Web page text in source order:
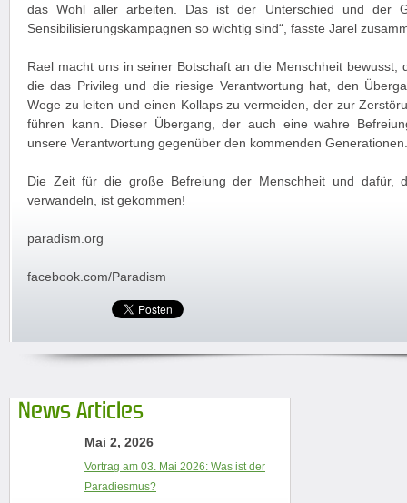
das Wohl aller arbeiten. Das ist der Unterschied und der
Sensibilisierungskampagnen so wichtig sind“, fasste Jarel
Rael macht uns in seiner Botschaft an die Menschheit bewusst,
die das Privileg und die riesige Verantwortung hat, den
Wege zu leiten und einen Kollaps zu vermeiden, der zur
führen kann. Dieser Übergang, der auch eine wahre
unsere Verantwortung gegenüber den kommenden Generationen.
Die Zeit für die große Befreiung der Menschheit und dafür,
verwandeln, ist gekommen!
paradism.org
facebook.com/Paradism
News Articles
Mai 2, 2026
Vortrag am 03. Mai 2026: Was ist der
Paradiesmus?